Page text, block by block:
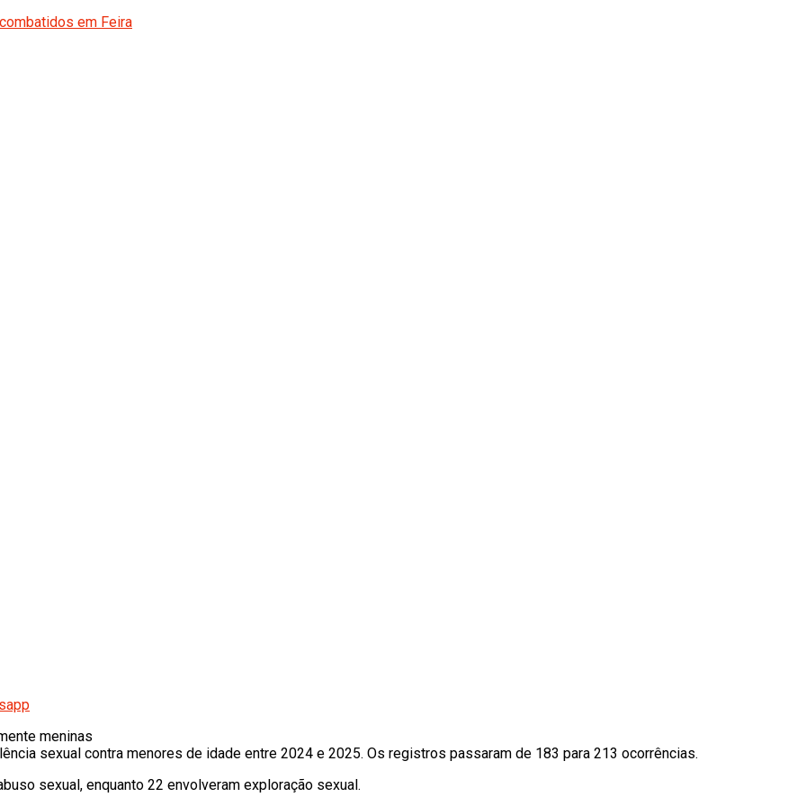
meninas
sexual contra menores de idade entre 2024 e 2025. Os registros passaram de 183 para 213 ocorrências.
sexual, enquanto 22 envolveram exploração sexual.